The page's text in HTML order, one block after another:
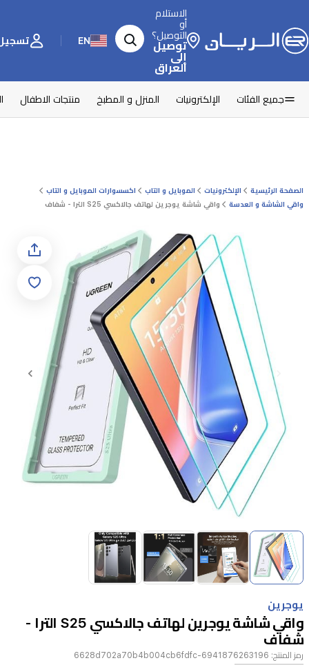
الاستلام
أو
التوصيل؟
توصيل
إلى
العراق
EN تسجيل
جميع الفئات الإلكترونيات المنزل و المطبخ منتجات الاطفال
الصفحة الرئيسية الإلكترونيات الموبايل و التاب
اكسسوارات الموبايل و التاب
واقي الشاشة و العدسة
واقي شاشة يوجرين لهاتف جالاكسي S25 الترا - شفاف
Item
of
4
1
of
4
يوجرين
واقي شاشة يوجرين لهاتف جالاكسي S25 الترا -
شفاف
رمز المنتج: 6941876263196-6628d702a70b4b004cb6fdfc